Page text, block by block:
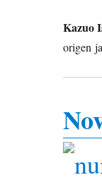
Kazuo
origen